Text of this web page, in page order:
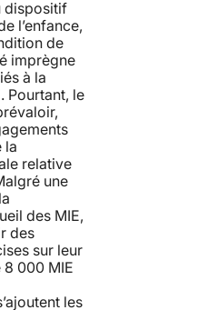
dispositif
l’enfance,
de
imprègne
à la
Pourtant, le
la
relative
une
des MIE,
des
sur leur
8 000 MIE
les